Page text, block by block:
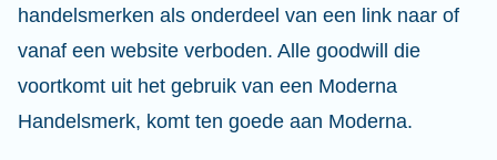
handelsmerken als onderdeel van een link naar of
vanaf een website verboden. Alle goodwill die
voortkomt uit het gebruik van een Moderna
Handelsmerk, komt ten goede aan Moderna.